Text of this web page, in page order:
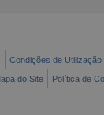
Condições de Utilização
do Site Política de